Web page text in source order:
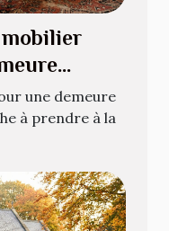
une demeure
à prendre à la